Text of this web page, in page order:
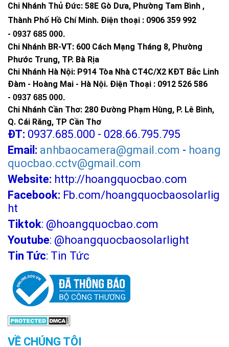
Chi Nhánh Thủ Đức: 58E Gò Dưa, Phường Tam Bình ,
Thành Phố Hồ Chí Minh. Điện thoại : 0906 359 992
- 0937 685 000.
Chi Nhánh BR-VT: 600 Cách Mạng Tháng 8, Phường
Phước Trung, TP. Bà Rịa
Chi Nhánh Hà Nội: P914 Tòa Nhà CT4C/X2 KĐT Bắc Linh
Đàm - Hoàng Mai - Hà Nội. Điện Thoại : 0912 526 586
- 0937 685 000.
Chi Nhánh Cần Thơ: 280 Đường Phạm Hùng, P. Lê Bình,
Q. Cái Răng, TP Cần Thơ
ĐT: 0937.685.000 - 028.66.795.795
Email: anhbaocamera@gmail.com - hoang
quocbao.cctv@gmail.com
Website: http://hoangquocbao.com
Facebook: Fb.com/hoangquocbaosolarlig
ht
Tiktok: @hoangquocbao.com
Youtube: @hoangquocbaosolarlight
Tin Tức: Tin Tức
VỀ CHÚNG TÔI